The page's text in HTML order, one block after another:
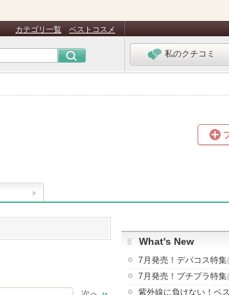
カテゴリ一覧 ベストコスメ
私のクチコミ
What's New
7月発売！デパコス特集
7月発売！プチプラ特集
紫外線に負けない！ベ